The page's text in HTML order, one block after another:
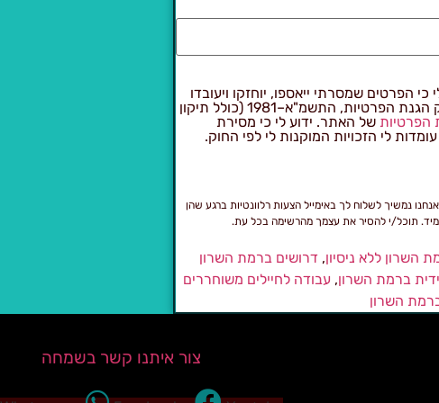
הפרטים שמסרתי ייאספו, יוחזקו ויעובדו
במאגר מידע בהתאם להוראות חוק הגנת הפרטיות, התשמ"א–1981 (כולל תיקון
הפרטיות של האתר. ידוע לי כי מסירת
לי הזכויות המוקנות לי לפי החוק.
נמשיך לשלוח לך באימייל הצעות רלוונטיות ברגע שהן
תוכל/י להסיר את עצמך מהרשימה בכל עת.
השרון ללא ניסיון, דרושים ברמת השרון
ברמת השרון, עבודה לחיילים משוחררים
השרון
צור איתנו קשר בשמחה